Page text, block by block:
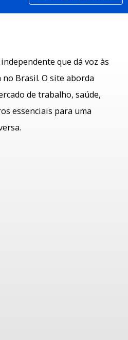
que dá voz às
no Brasil. O site aborda
de trabalho, saúde,
essenciais para uma